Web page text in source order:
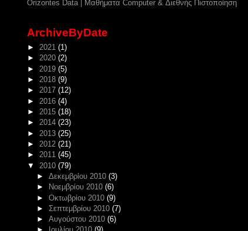
Orizontes Data | Μαθήματα Computer & Διεθνής Πιστοποίηση
ArchiveByDate
► 2021 (1)
► 2020 (2)
► 2019 (5)
► 2018 (9)
► 2017 (12)
► 2016 (4)
► 2015 (18)
► 2014 (23)
► 2013 (25)
► 2012 (21)
► 2011 (45)
▼ 2010 (79)
► Δεκεμβρίου 2010 (3)
►
Νοεμβρίου 2010 (6)
► Οκτωβρίου 2010 (9)
► Σεπτεμβρίου 2010 (7)
► Αυγούστου 2010 (6)